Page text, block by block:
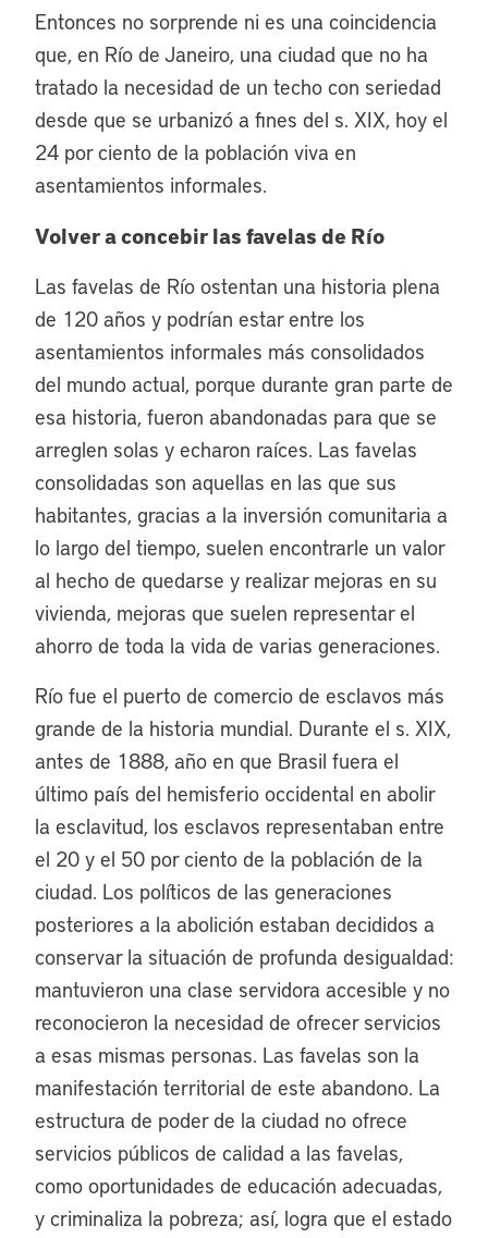
Entonces no sorprende ni es una coincidencia
que, en Río de Janeiro, una ciudad que no ha
tratado la necesidad de un techo con seriedad
desde que se urbanizó a fines del s. XIX, hoy el
24 por ciento de la población viva en
asentamientos informales.
Volver a concebir las favelas de Río
Las favelas de Río ostentan una historia plena
de 120 años y podrían estar entre los
asentamientos informales más consolidados
del mundo actual, porque durante gran parte de
esa historia, fueron abandonadas para que se
arreglen solas y echaron raíces. Las favelas
consolidadas son aquellas en las que sus
habitantes, gracias a la inversión comunitaria a
lo largo del tiempo, suelen encontrarle un valor
al hecho de quedarse y realizar mejoras en su
vivienda, mejoras que suelen representar el
ahorro de toda la vida de varias generaciones.
Río fue el puerto de comercio de esclavos más
grande de la historia mundial. Durante el s. XIX,
antes de 1888, año en que Brasil fuera el
último país del hemisferio occidental en abolir
la esclavitud, los esclavos representaban entre
el 20 y el 50 por ciento de la población de la
ciudad. Los políticos de las generaciones
posteriores a la abolición estaban decididos a
conservar la situación de profunda desigualdad:
mantuvieron una clase servidora accesible y no
reconocieron la necesidad de ofrecer servicios
a esas mismas personas. Las favelas son la
manifestación territorial de este abandono. La
estructura de poder de la ciudad no ofrece
servicios públicos de calidad a las favelas,
como oportunidades de educación adecuadas,
y criminaliza la pobreza; así, logra que el estado